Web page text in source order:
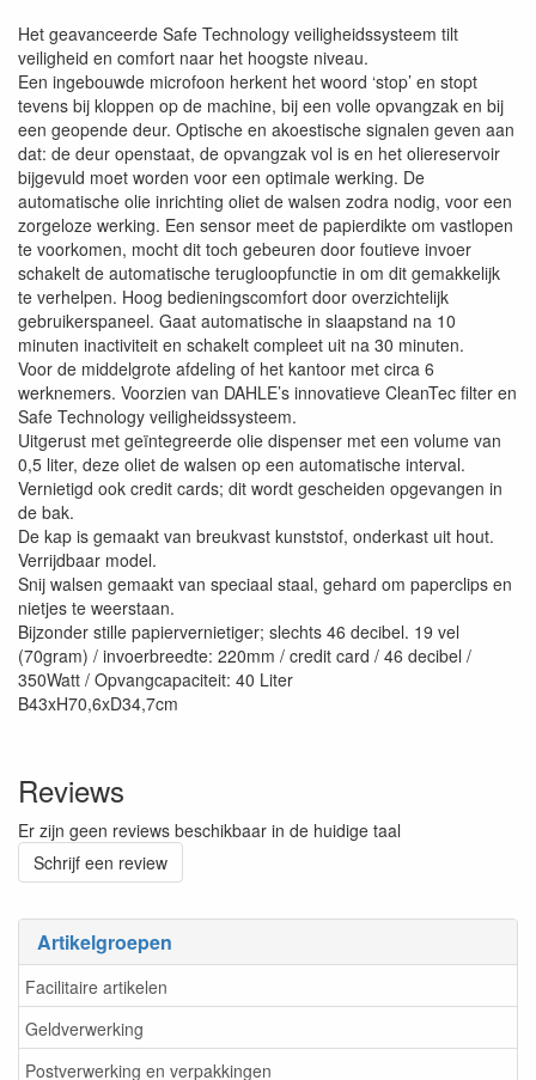
Artikelgroepen
Facilitaire artikelen
Geldverwerking
Postverwerking en verpakkingen
Het geavanceerde Safe Technology veiligheidssysteem tilt
veiligheid en comfort naar het hoogste niveau.
Een ingebouwde microfoon herkent het woord ‘stop’ en stopt
tevens bij kloppen op de machine, bij een volle opvangzak en bij
een geopende deur. Optische en akoestische signalen geven aan
dat: de deur openstaat, de opvangzak vol is en het oliereservoir
bijgevuld moet worden voor een optimale werking. De
automatische olie inrichting oliet de walsen zodra nodig, voor een
zorgeloze werking. Een sensor meet de papierdikte om vastlopen
te voorkomen, mocht dit toch gebeuren door foutieve invoer
schakelt de automatische terugloopfunctie in om dit gemakkelijk
te verhelpen. Hoog bedieningscomfort door overzichtelijk
gebruikerspaneel. Gaat automatische in slaapstand na 10
minuten inactiviteit en schakelt compleet uit na 30 minuten.
Voor de middelgrote afdeling of het kantoor met circa 6
werknemers. Voorzien van DAHLE’s innovatieve CleanTec filter en
Safe Technology veiligheidssysteem.
Uitgerust met geïntegreerde olie dispenser met een volume van
0,5 liter, deze oliet de walsen op een automatische interval.
Vernietigd ook credit cards; dit wordt gescheiden opgevangen in
de bak.
De kap is gemaakt van breukvast kunststof, onderkast uit hout.
Verrijdbaar model.
Snij walsen gemaakt van speciaal staal, gehard om paperclips en
nietjes te weerstaan.
Bijzonder stille papiervernietiger; slechts 46 decibel. 19 vel
(70gram) / invoerbreedte: 220mm / credit card / 46 decibel /
350Watt / Opvangcapaciteit: 40 Liter
B43xH70,6xD34,7cm
Reviews
Er zijn geen reviews beschikbaar in de huidige taal
Schrijf een review